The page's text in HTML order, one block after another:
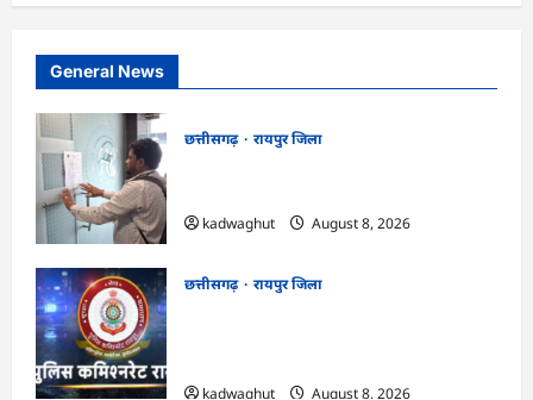
General News
छत्तीसगढ़
रायपुर जिला
kadwaghut
August 8, 2026
छत्तीसगढ़
रायपुर जिला
kadwaghut
August 8, 2026